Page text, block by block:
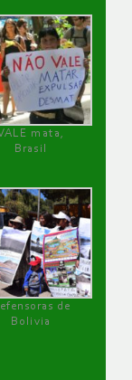
mata,
Brasil
de
Bolivia